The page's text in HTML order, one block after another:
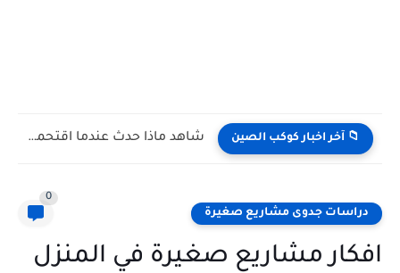
📁 آخر اخبار كوكب الصين شاهد كيف يتغلب النمس على الكوبرا في مواجهة تعتمد على...
دراسات جدوى مشاريع صغيرة
0
افكار مشاريع صغيرة في المنزل